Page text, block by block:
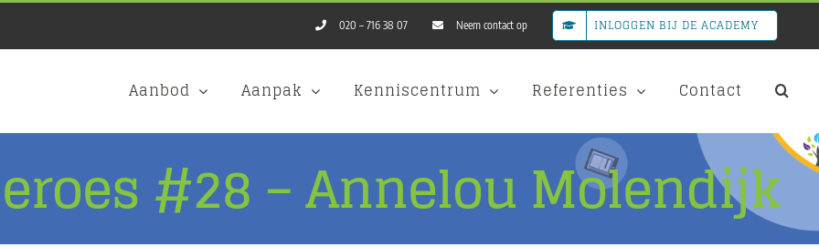
020 – 716 38 07 Neem contact op INLOGGEN BIJ DE ACADEMY
Aanbod Aanpak Kenniscentrum Referenties Contact
#28 – Annelou Molendijk